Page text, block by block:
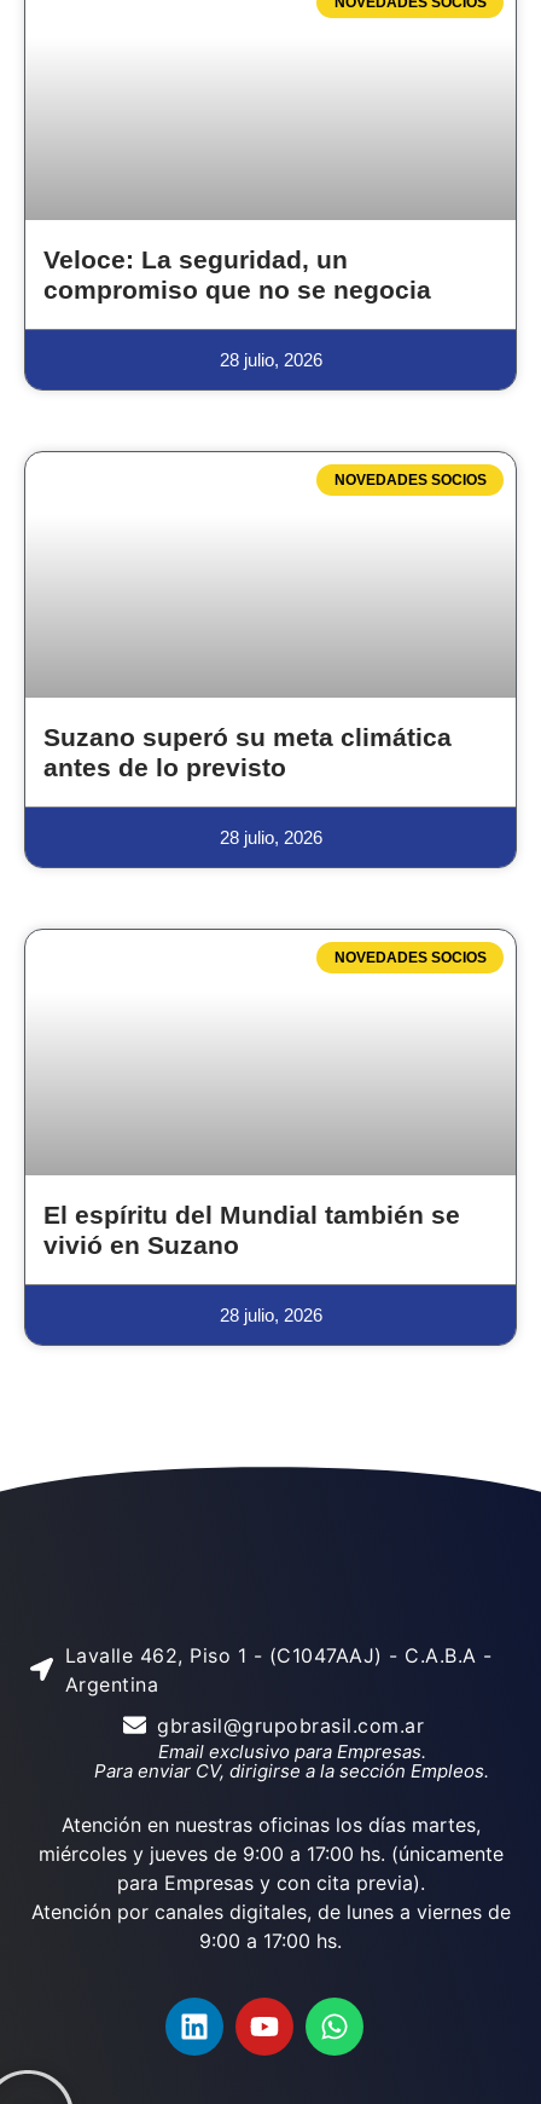
Veloce: La seguridad, un
compromiso que no se negocia
28 julio, 2026
NOVEDADES SOCIOS
Suzano superó su meta climática
antes de lo previsto
28 julio, 2026
NOVEDADES SOCIOS
El espíritu del Mundial también se
vivió en Suzano
28 julio, 2026
Lavalle 462, Piso 1 - (C1047AAJ) - C.A.B.A -
Argentina
gbrasil@grupobrasil.com.ar
Email exclusivo para Empresas.
Para enviar CV, dirigirse a la sección Empleos.
Atención en nuestras oficinas los días martes,
miércoles y jueves de 9:00 a 17:00 hs. (únicamente
para Empresas y con cita previa).
Atención por canales digitales, de lunes a viernes de
9:00 a 17:00 hs.